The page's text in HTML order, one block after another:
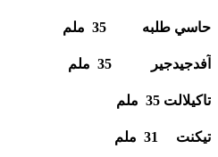
حاسي طلبه 35 ملم
آفدجيدجير 35 ملم
تاكيلالت 35 ملم
تيكنت 31 ملم